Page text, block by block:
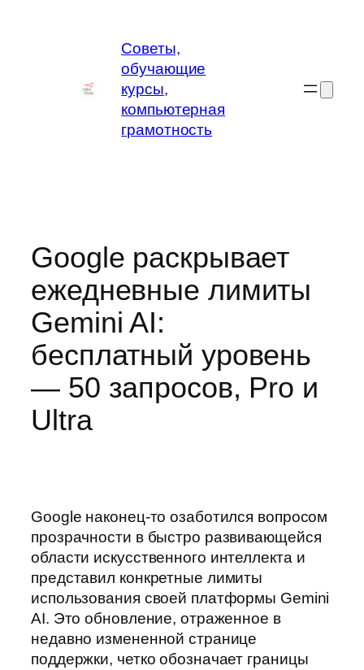
Советы,
обучающие
курсы,
компьютерная
грамотность
Google раскрывает
ежедневные лимиты
Gemini AI:
бесплатный уровень
— 50 запросов, Pro и
Ultra
Google наконец-то озаботился вопросом
прозрачности в быстро развивающейся
области искусственного интеллекта и
представил конкретные лимиты
использования своей платформы Gemini
AI. Это обновление, отраженное в
недавно измененной странице
поддержки, четко обозначает границы